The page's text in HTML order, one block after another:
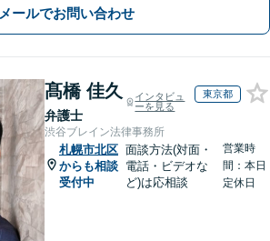
メールでお問い合わせ
髙橋 佳久
弁護士
インタビュ
ーを見る
東京都
渋谷ブレイン法律事務所
札幌市北区
からも相談
受付中
面談方法(対面・
電話・ビデオな
ど)は応相談
営業時
間：本日
定休日